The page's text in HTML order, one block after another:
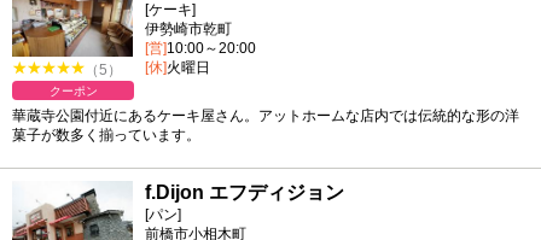
（5）
クーポン
[ケーキ]
伊勢崎市乾町
[営]10:00～20:00
[休]火曜日
華蔵寺公園付近にあるケーキ屋さん。アットホームな店内では伝統的な形の洋
菓子が数多く揃っています。
f.Dijon エフディジョン
[パン]
前橋市小相木町